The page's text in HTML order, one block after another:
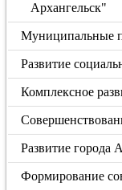
Архангельск"
Муниципальные
Развитие
Комплексное
Развитие города
Формирование